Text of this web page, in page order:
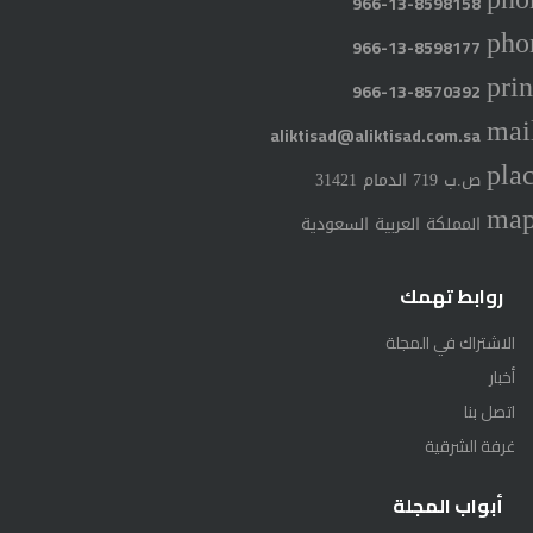
966-13-8598177
966-13-8570392
aliktisad@aliktisad.com.sa
ص.ب 719 الدمام 31421
المملكة العربية السعودية
روابط تهمك
الاشتراك في المجلة
أخبار
اتصل بنا
غرفة الشرقية
أبواب المجلة